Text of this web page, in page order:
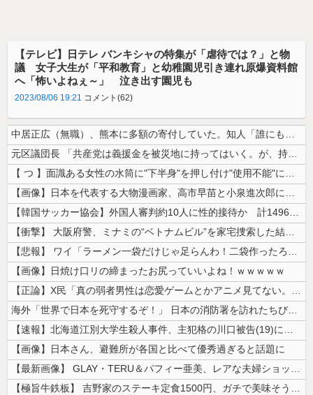
【テレビ】日テレ バンキシャの特集が「虐待では？」と物
議 女子大生が「平和教育」と幼稚園児引き連れ原爆資料館
へ「怖いよねぇ～」 泣き出す園児も
2023/08/06 19:21 コメント(62)
中居正広（無職）、熊本に多額の寄付していた。知人「誰にも知られなくても...
元区議団長 「共産党は義援金を被災地に持ってはいく。が、持って行った先...
【 つ 】面識ある女性の水筒に"下半身"を押し付け"使用不能"にした疑...
【画像】日本を代表する大物漫画家、高市早苗と小泉進次郎にガチギレ 痛烈...
【韓国サッカー協会】外国人審判約10人に性的接待か 計1496回、約2...
【衝撃】 大阪府警、ミナミの“ベトナムビル”を家宅捜索した結果・・・・...
【悲報】 ワイ「ラーメン一袋だけじゃ足らんわ！二袋作ったろ！」→結果ｗ...
【画像】日焼け口リの締まったお尻っていいよね！ｗｗｗｗｗ
【正論】X民「真の弱者男性は恋愛ゲームとかアニメ見てない。本当の闇を見...
海外「世界で日本を死守するぞ！」 日本の消防署を訪れたちびっ子集団が世...
【速報】北海道江別大学生殺人事件、主犯格の川口被告(19)に無期懲役の...
【画像】日本さん、避難所が各国と比べて優秀過ぎると話題に
【最新画像】 GLAY・TERU＆パフィー亜美、レアな夫婦ショットを公...
【極旨牛鉄板】 吉野家のステーキ定食1500円、ガチで美味そうｗｗｗ